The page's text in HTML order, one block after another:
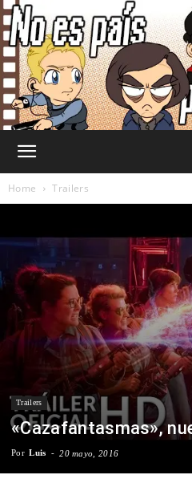
Es
Home Trailers
Trailers
«Cazafantasmas»,
Por Luis - 20 mayo, 2016